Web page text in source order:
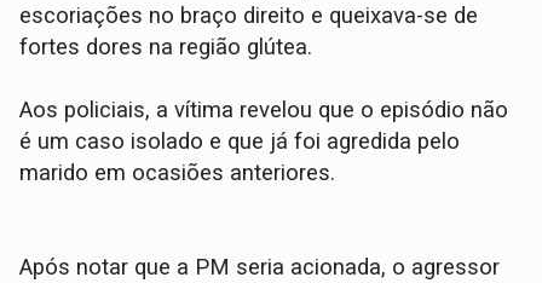
escoriações no braço direito e queixava-se de
fortes dores na região glútea.
​Aos policiais, a vítima revelou que o episódio não
é um caso isolado e que já foi agredida pelo
marido em ocasiões anteriores.
​Após notar que a PM seria acionada, o agressor